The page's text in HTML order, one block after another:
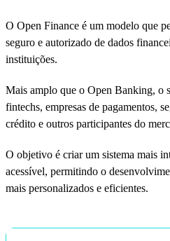
O Open Finance é um modelo que
seguro e autorizado de dados
instituições.
Mais amplo que o Open Banking, o
fintechs, empresas de pagamentos,
crédito e outros participantes do
O objetivo é criar um sistema mais
acessível, permitindo o
mais personalizados e eficientes.